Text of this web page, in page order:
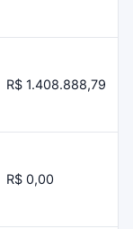
R$ 1.408.888,79
R$ 0,00